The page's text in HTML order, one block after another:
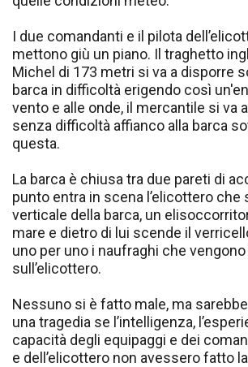
I due comandanti e il pilota
mettono giù un piano. Il traghetto
Michel di 173 metri si va a disporre
barca in difficoltà erigendo così
vento e alle onde, il mercantile si va
senza difficoltà affianco alla barca
questa.
La barca è chiusa tra due pareti di
punto entra in scena l’elicottero che
verticale della barca, un
mare e dietro di lui scende il
uno per uno i naufraghi che
sull’elicottero.
Nessuno si è fatto male, ma
una tragedia se l’intelligenza,
capacità degli equipaggi e dei
e dell’elicottero non avessero fatto